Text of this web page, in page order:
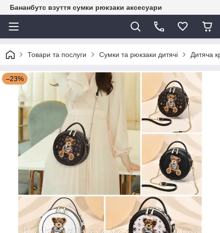
Бананбутс взуття сумки рюкзаки аксесуари
Товари та послуги Сумки та рюкзаки дитячі Дитяча
–23%